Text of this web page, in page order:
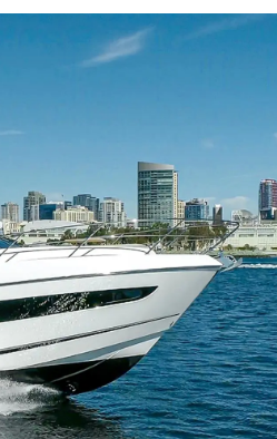
Innovation
Die Firma
Bewerten Sie Ihr Boot